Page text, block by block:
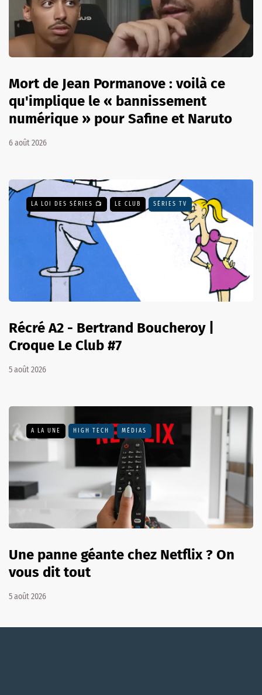
Mort de Jean Pormanove : voilà ce
qu'implique le « bannissement
numérique » pour Safine et Naruto
6 août 2026
LA LOI DES SÉRIES 📺 LE CLUB SÉRIES TV
Récré A2 - Bertrand Boucheroy |
Croque Le Club #7
5 août 2026
A LA UNE HIGH TECH MÉDIAS
Une panne géante chez Netflix ? On
vous dit tout
5 août 2026